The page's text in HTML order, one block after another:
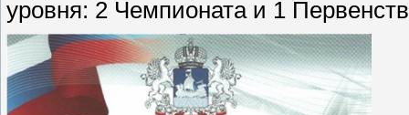
уровня: 2 Чемпионата и 1